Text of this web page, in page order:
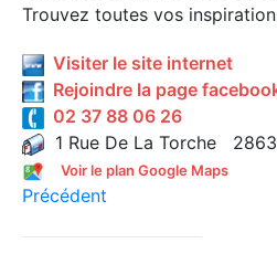
Trouvez toutes vos
Visiter le site internet
Rejoindre la page
02 37 88 06 26
1 Rue De La Torche
Voir le plan Google Maps
Précédent